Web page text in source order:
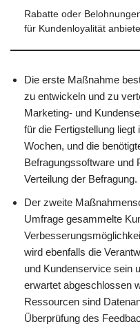
Rabatte oder
für Kundenloyalität
Die erste Maßnahme
zu entwickeln und zu
Marketing- und
für die Fertigstellung
Wochen, und die
Befragungssoftware und
Verteilung der Befragung.
Der zweite
Umfrage gesammelte
wird ebenfalls die
und Kundenservice sein
erwartet abgeschlossen
Ressourcen sind
Überprüfung des